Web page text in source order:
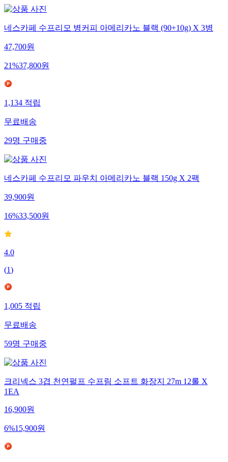
네스카페 수프리모 병커피 아메리카노 블랙 (90+10g) X 3병
47,700원
21%37,800원
1,134적립
무료배송
29명구매중
네스카페 수프리모 파우치 아메리카노 블랙 150g X 2팩
39,900원
16%33,500원
4.0
(1)
1,005적립
무료배송
59명구매중
크리넥스 3겹 천연펄프 수프림 소프트 화장지 27m 12롤 X
1EA
16,900원
6%15,900원